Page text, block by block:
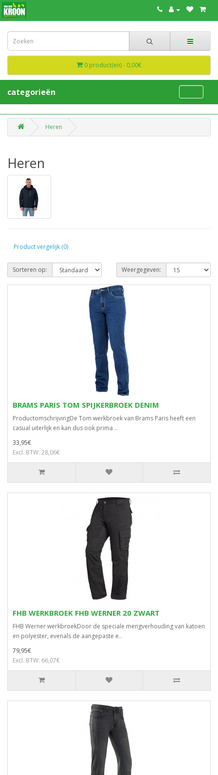
0 product(en) - 0,00€
categorieën
Heren
Heren
Product vergelijk (0)
Sorteren op: Weergegeven:
BRAMS PARIS TOM SPIJKERBROEK DENIM
ProductomschrijvingDe Tom werkbroek van Brams Paris heeft een
casual uiterlijk en kan dus ook prima ..
33,95€
Excl. BTW: 28,06€
FHB WERKBROEK FHB WERNER 20 ZWART
FHB Werner werkbroekDoor de speciale mengverhouding van katoen
en polyester, evenals de aangepaste e..
79,95€
Excl. BTW: 66,07€